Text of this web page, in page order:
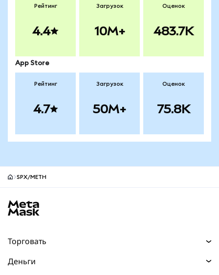
Рейтинг
4.4
Загрузок
10M+
Оценок
483.7K
App Store
Рейтинг
4.7
Загрузок
50M+
Оценок
75.8K
SPX/METH
Торговать
Деньги